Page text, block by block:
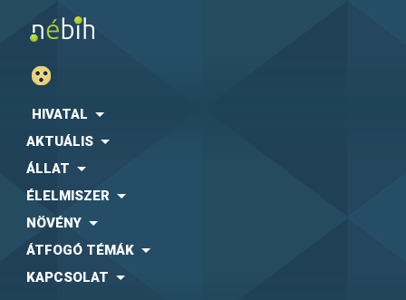
HIVATAL
AKTUÁLIS
ÁLLAT
ÉLELMISZER
NÖVÉNY
ÁTFOGÓ TÉMÁK
KAPCSOLAT